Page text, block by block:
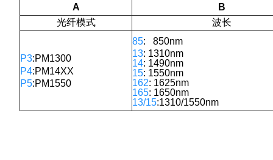
A
B
光纤模式
波长
P3:PM1300
P4:PM14XX
P5:PM1550
85: 850nm
13: 1310nm
14: 1490nm
15: 1550nm
162: 1625nm
165: 1650nm
13/15:1310/1550nm